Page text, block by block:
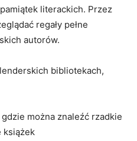
​literackich. Przez
regały pełne
autorów.
bibliotekach,
można⁢ znaleźć rzadkie
książek